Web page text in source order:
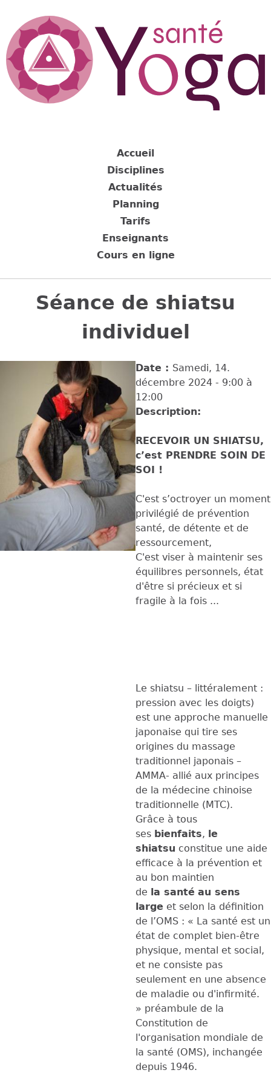
navigation
Back
Séance de shiatsu
individuel
Date : Samedi, 14.
décembre 2024 - 9:00 à
12:00
Description:
RECEVOIR UN SHIATSU,
c’est PRENDRE SOIN DE
SOI !
C'est s’octroyer un moment
privilégié de prévention
santé, de détente et de
ressourcement,
C'est viser à maintenir ses
équilibres personnels, état
d'être si précieux et si
fragile à la fois ...
Le shiatsu – littéralement :
pression avec les doigts)
est une approche manuelle
japonaise qui tire ses
origines du massage
traditionnel japonais –
AMMA- allié aux principes
de la médecine chinoise
traditionnelle (MTC).
Grâce à tous
ses bienfaits, le
shiatsu constitue une aide
efficace à la prévention et
au bon maintien
de la santé au sens
large et selon la définition
de l’OMS : « La santé est un
état de complet bien-être
physique, mental et social,
et ne consiste pas
seulement en une absence
de maladie ou d'infirmité.
» préambule de la
Constitution de
l'organisation mondiale de
la santé (OMS), inchangée
depuis 1946.
Accueil
Disciplines
Actualités
Planning
Tarifs
Enseignants
Cours en ligne